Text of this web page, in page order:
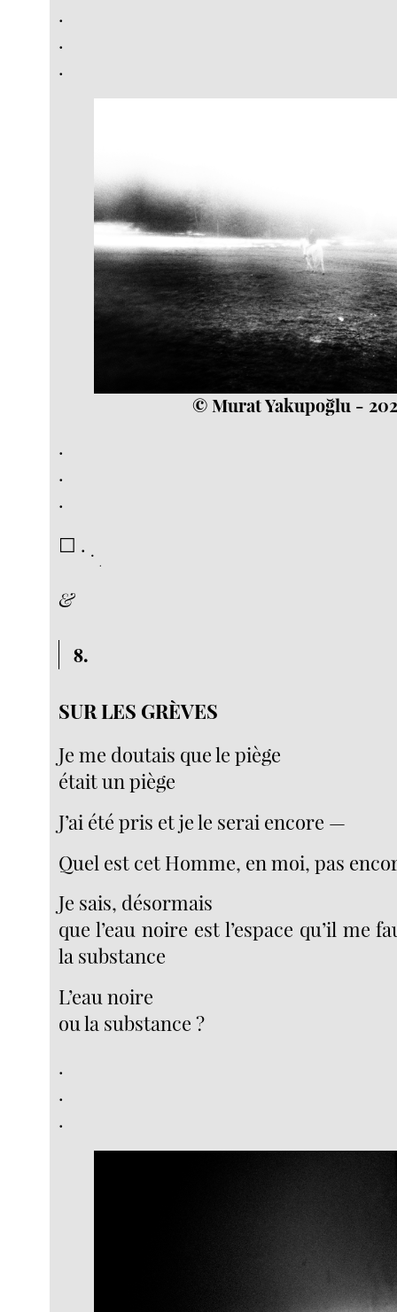
.
.
.
© Murat Yakupoğlu -
.
.
.
☐ . .
.
&
8.
SUR LES GRÈVES
Je me doutais que le piège
était un piège
J’ai été pris et je le serai encore —
Quel est cet Homme, en moi, pas
Je sais, désormais
que l’eau noire est l’espace qu’il me
la substance
L’eau noire
ou la substance ?
.
.
.